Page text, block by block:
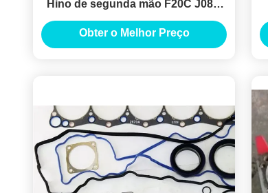
Hino de segunda mão F20C J08C
J05C J08E J05E H06C H07C EH700
EF550
Obter o Melhor Preço